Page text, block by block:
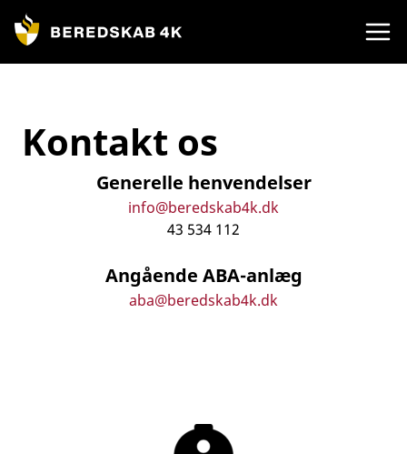
Kontakt os
Generelle henvendelser
info@beredskab4k.dk
43 534 112
Angående ABA-anlæg
aba@beredskab4k.dk